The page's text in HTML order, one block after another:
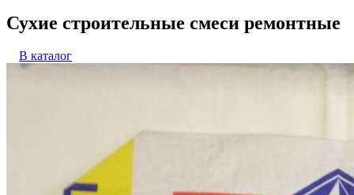
Сухие строительные смеси ремонтные
В каталог